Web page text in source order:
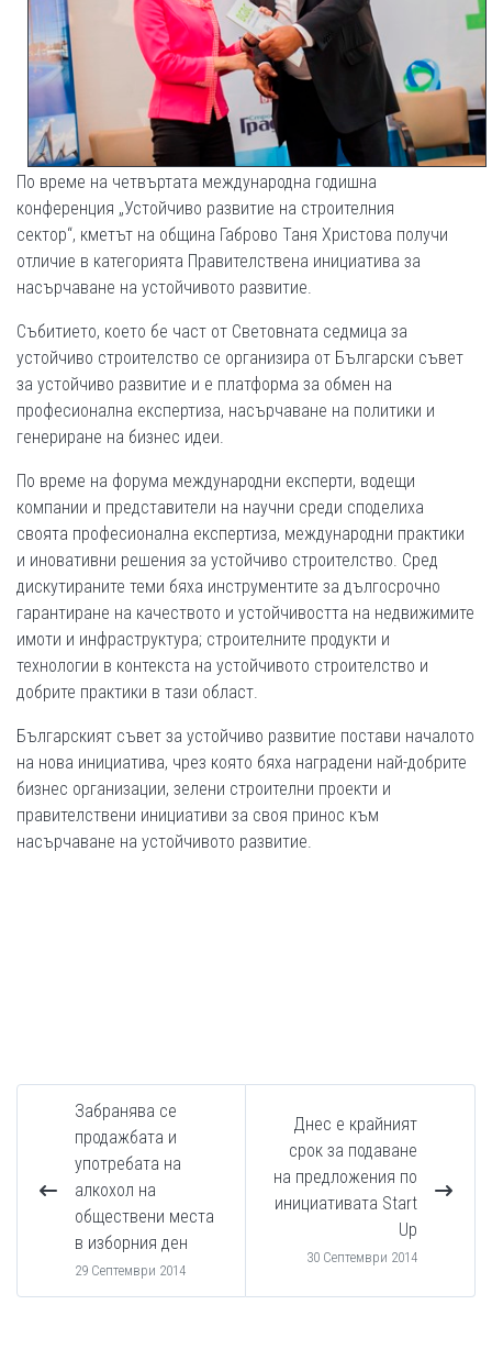
По време на четвъртата международна годишна
конференция „Устойчиво развитие на строителния
сектор“, кметът на община Габрово Таня Христова получи
отличие в категорията Правителствена инициатива за
насърчаване на устойчивото развитие.
Събитието, което бе част от Световната седмица за
устойчиво строителство се организира от Български съвет
за устойчиво развитие и е платформа за обмен на
професионална експертиза, насърчаване на политики и
генериране на бизнес идеи.
По време на форума международни експерти, водещи
компании и представители на научни среди споделиха
своята професионална експертиза, международни практики
и иновативни решения за устойчиво строителство. Сред
дискутираните теми бяха инструментите за дългосрочно
гарантиране на качеството и устойчивостта на недвижимите
имоти и инфраструктура; строителните продукти и
технологии в контекста на устойчивото строителство и
добрите практики в тази област.
Българският съвет за устойчиво развитие постави началото
на нова инициатива, чрез която бяха наградени най-добрите
бизнес организации, зелени строителни проекти и
правителствени инициативи за своя принос към
насърчаване на устойчивото развитие.
Забранява се
продажбата и
употребата на
алкохол на
обществени места
в изборния ден
29 Септември 2014
Днес е крайният
срок за подаване
на предложения по
инициативата Start
Up
30 Септември 2014